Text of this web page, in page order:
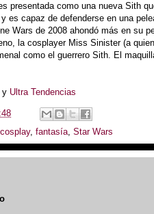
presentada como una nueva Sith
es capaz de defenderse en una
Wars de 2008 ahondó más en su
la cosplayer Miss Sinister (a
como el guerrero Sith. El
y Ultra Tendencias
cosplay, fantasía, Star Wars